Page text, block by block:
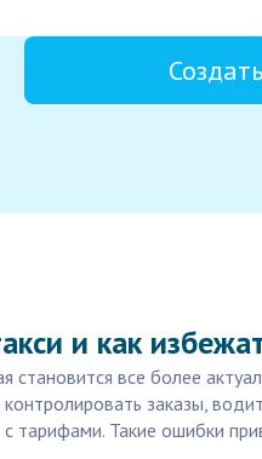
и как
все более
заказы,
тарифами. Такие ошибки